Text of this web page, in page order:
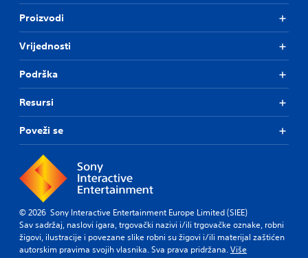
Proizvodi
Vrijednosti
Podrška
Resursi
Poveži se
© 2026 Sony Interactive Entertainment Europe Limited (SIEE)
Sav sadržaj, naslovi igara, trgovački nazivi i/ili trgovačke oznake, robni
žigovi, ilustracije i povezane slike robni su žigovi i/ili materijal zaštićen
autorskim pravima svojih vlasnika. Sva prava pridržana.Više